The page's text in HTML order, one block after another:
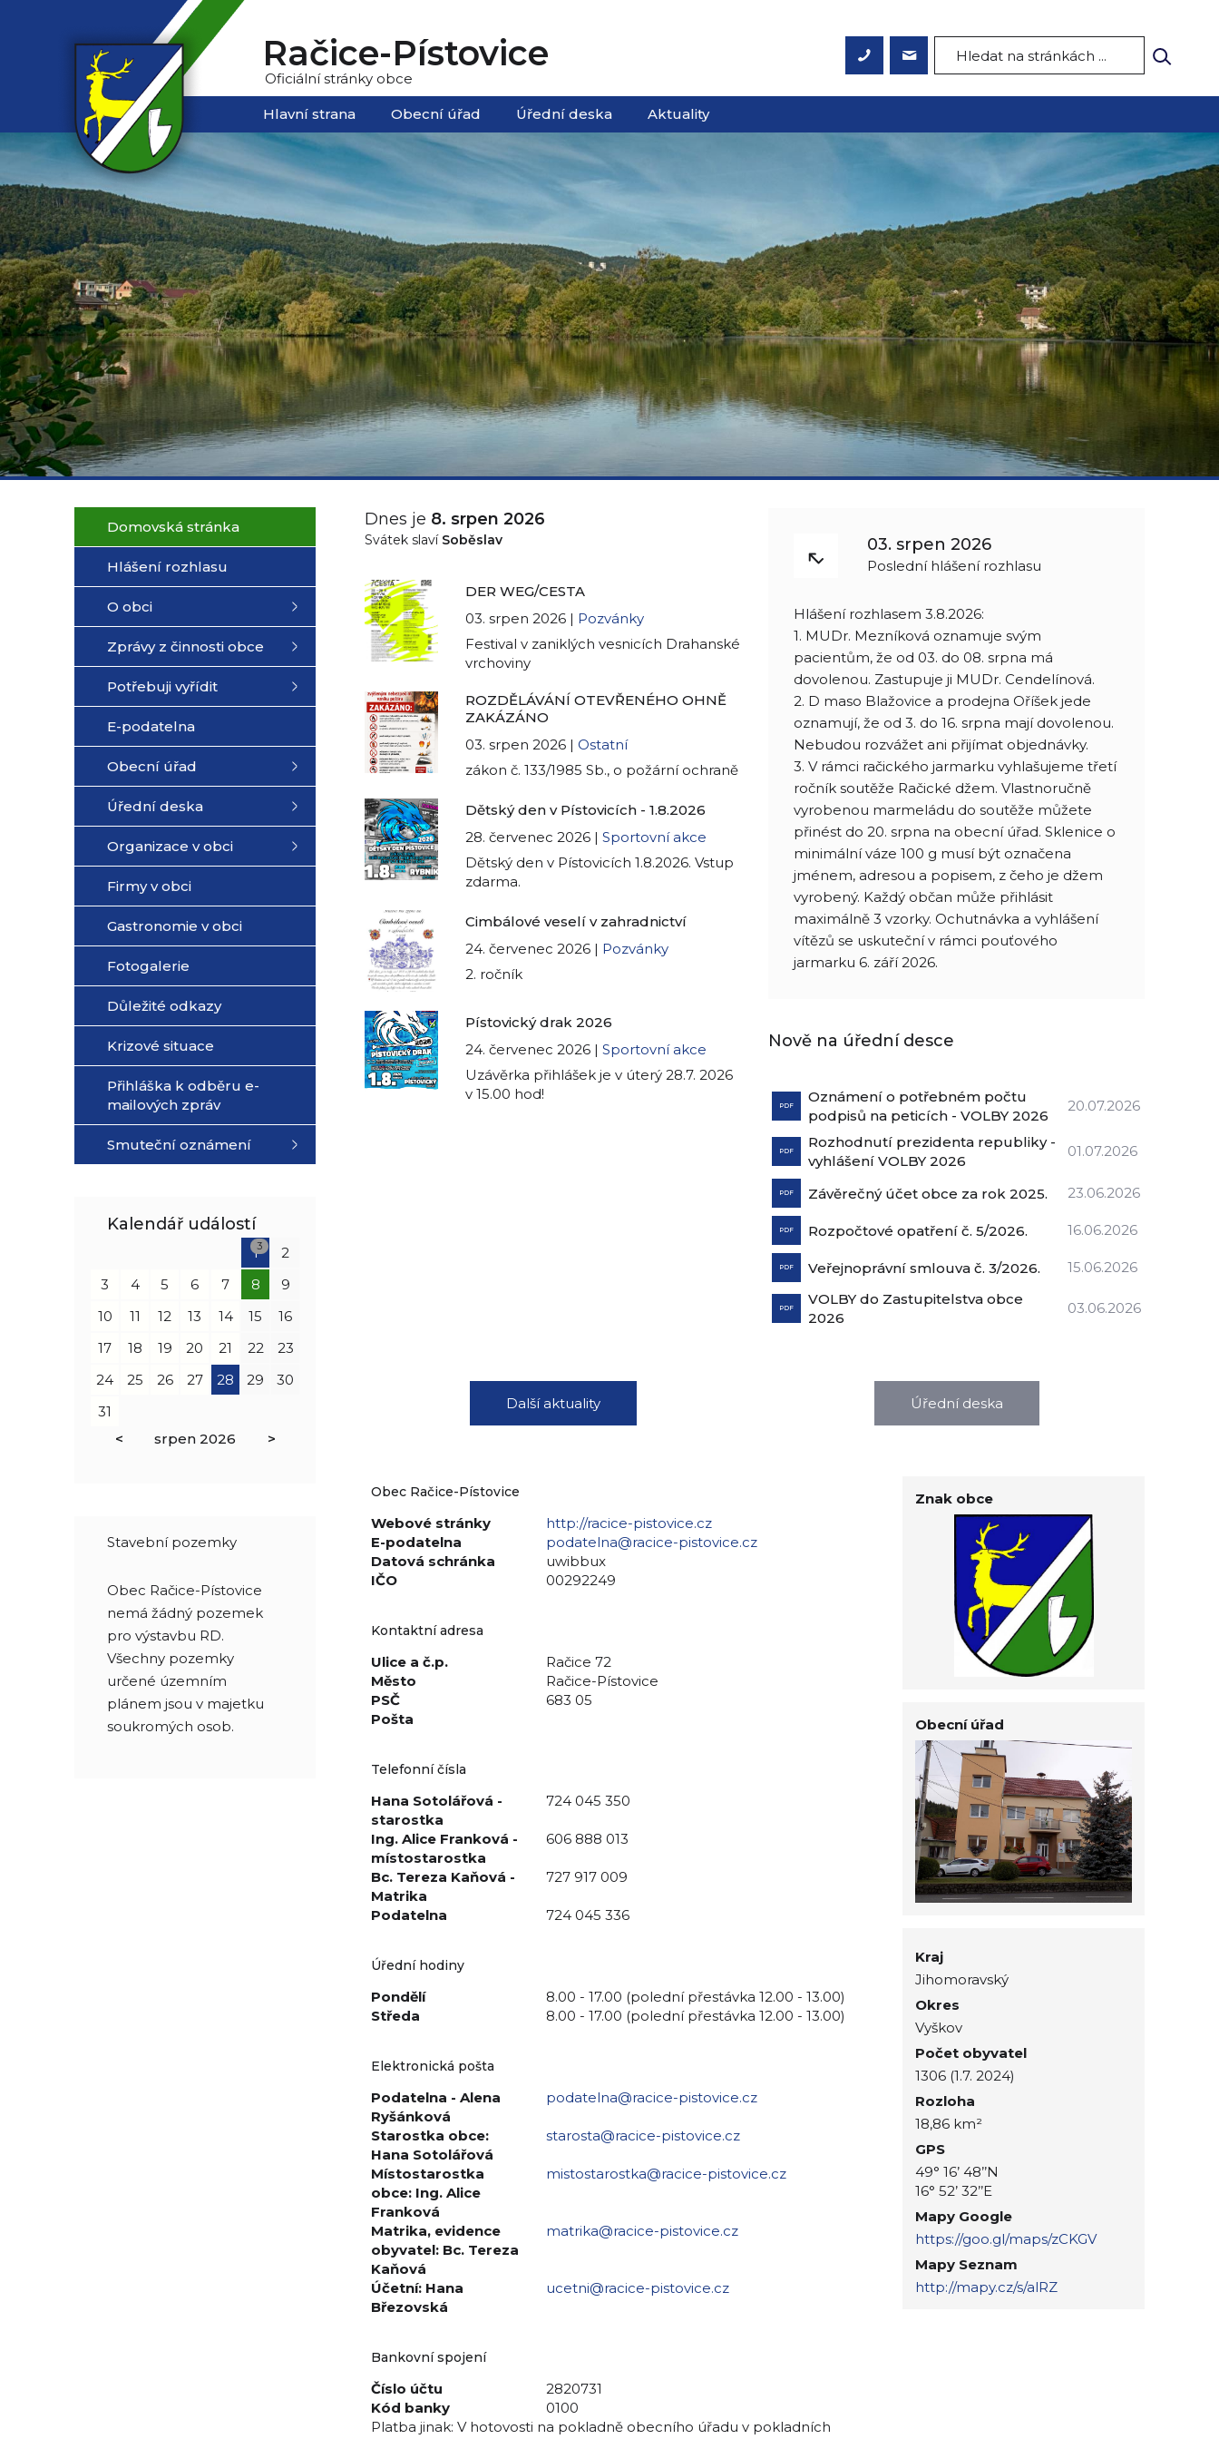
Račice-Pístovice
Oficiální stránky obce
Hlavní strana Obecní úřad Úřední deska Aktuality
Domovská stránka
Hlášení rozhlasu
O obci
Zprávy z činnosti obce
Potřebuji vyřídit
E-podatelna
Obecní úřad
Úřední deska
Organizace v obci
Firmy v obci
Gastronomie v obci
Fotogalerie
Důležité odkazy
Krizové situace
Přihláška k odběru e-
mailových zpráv
Smuteční oznámení
Kalendář událostí
13
2
3
4 5 6 7 8
9
10
11 12 13 14 15
16
17
18 19 20 21 22
23
24
25 26 27 28 29
30
31
<
srpen 2026 >
Stavební pozemky
Obec Račice-Pístovice
nemá žádný pozemek
pro výstavbu RD.
Všechny pozemky
určené územním
plánem jsou v majetku
soukromých osob.
Dnes je 8. srpen 2026
Svátek slaví Soběslav
DER WEG/CESTA
03. srpen 2026 | Pozvánky
Festival v zaniklých vesnicích Drahanské
vrchoviny
ROZDĚLÁVÁNÍ OTEVŘENÉHO OHNĚ
ZAKÁZÁNO
03. srpen 2026 |Ostatní
zákon č. 133/1985 Sb., o požární ochraně
Dětský den v Pístovicích - 1.8.2026
28. červenec 2026 |Sportovní akce
Dětský den v Pístovicích 1.8.2026. Vstup
zdarma.
Cimbálové veselí v zahradnictví
24. červenec 2026 | Pozvánky
2. ročník
Pístovický drak 2026
24. červenec 2026 |Sportovní akce
Uzávěrka přihlášek je v úterý 28.7. 2026
v 15.00 hod!
03. srpen 2026
Poslední hlášení rozhlasu
Hlášení rozhlasem 3.8.2026:
1. MUDr. Mezníková oznamuje svým
pacientům, že od 03. do 08. srpna má
dovolenou. Zastupuje ji MUDr. Cendelínová.
2. D maso Blažovice a prodejna Oříšek jede
oznamují, že od 3. do 16. srpna mají dovolenou.
Nebudou rozvážet ani přijímat objednávky.
3. V rámci račického jarmarku vyhlašujeme třetí
ročník soutěže Račické džem. Vlastnoručně
vyrobenou marmeládu do soutěže můžete
přinést do 20. srpna na obecní úřad. Sklenice o
minimální váze 100 g musí být označena
jménem, adresou a popisem, z čeho je džem
vyrobený. Každý občan může přihlásit
maximálně 3 vzorky. Ochutnávka a vyhlášení
vítězů se uskuteční v rámci pouťového
jarmarku 6. září 2026.
Nově na úřední desce
PDF
Oznámení o potřebném počtu
podpisů na peticích - VOLBY 2026
20.07.2026
PDF
Rozhodnutí prezidenta republiky -
vyhlášení VOLBY 2026
01.07.2026
PDF Závěrečný účet obce za rok 2025. 23.06.2026
PDF Rozpočtové opatření č. 5/2026. 16.06.2026
PDF Veřejnoprávní smlouva č. 3/2026. 15.06.2026
PDF
VOLBY do Zastupitelstva obce
2026
03.06.2026
Další aktuality Úřední deska
Obec Račice-Pístovice
Webové stránky
http://racice-pistovice.cz
E-podatelna
podatelna@racice-pistovice.cz
Datová schránka
uwibbux
IČO
00292249
Kontaktní adresa
Ulice a č.p.
Račice 72
Město
Račice-Pístovice
PSČ
683 05
Pošta
Telefonní čísla
Hana Sotolářová -
starostka
724 045 350
Ing. Alice Franková -
místostarostka
606 888 013
Bc. Tereza Kaňová -
Matrika
727 917 009
Podatelna 724 045 336
Úřední hodiny
Pondělí
8.00 - 17.00 (polední přestávka 12.00 - 13.00)
Středa
8.00 - 17.00 (polední přestávka 12.00 - 13.00)
Elektronická pošta
Podatelna - Alena
Ryšánková
podatelna@racice-pistovice.cz
Starostka obce:
Hana Sotolářová
starosta@racice-pistovice.cz
Místostarostka
obce: Ing. Alice
Franková
mistostarostka@racice-pistovice.cz
Matrika, evidence
obyvatel: Bc. Tereza
Kaňová
matrika@racice-pistovice.cz
Účetní: Hana
Březovská
ucetni@racice-pistovice.cz
Bankovní spojení
Číslo účtu
2820731
Kód banky
0100
Platba jinak: V hotovosti na pokladně obecního úřadu v pokladních
Znak obce
Obecní úřad
Kraj
Jihomoravský
Okres
Vyškov
Počet obyvatel
1306 (1.7. 2024)
Rozloha
18,86 km²
GPS
49° 16’ 48’’N
16° 52’ 32’’E
Mapy Google
https://goo.gl/maps/zCKGV
Mapy Seznam
http://mapy.cz/s/alRZ